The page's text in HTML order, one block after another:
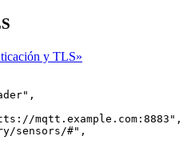
y TLS»
" ,
mqtt.example.com:8883 " ,
sensors/#" ,